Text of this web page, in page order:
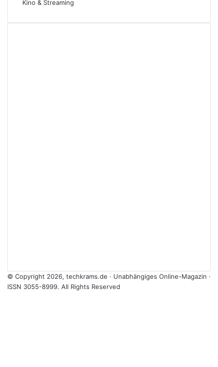
Kino & Streaming
© Copyright 2026, techkrams.de · Unabhängiges Online-Magazin ·
ISSN 3055-8999. All Rights Reserved